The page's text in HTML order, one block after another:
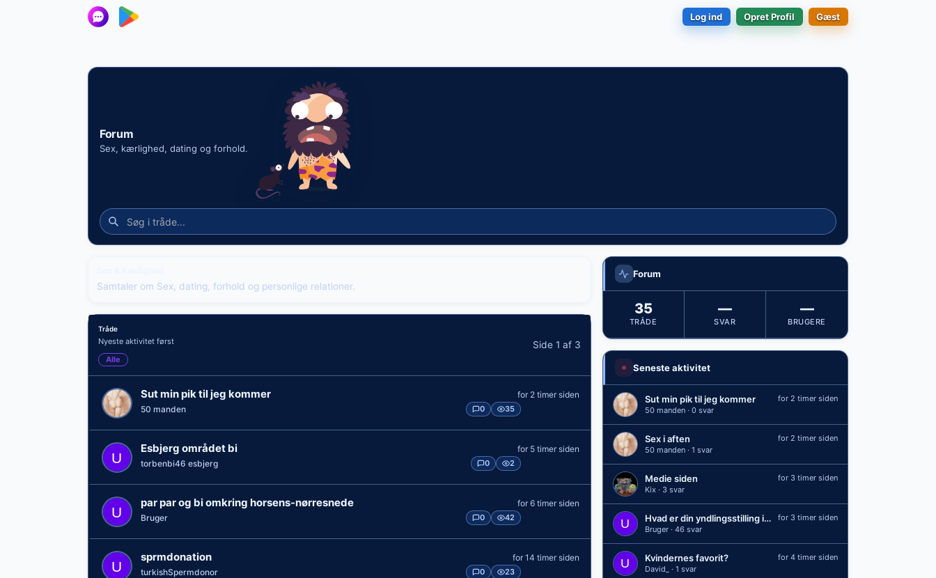
Log ind Opret Profil Gæst
Forum
Sex, kærlighed, dating og forhold.
Samtaler om Sex, dating, forhold og personlige relationer.
Tråde
Nyeste aktivitet først
Alle
Side 1 af 3
Sut min pik til jeg kommer
50 manden 0 35
for 2 timer siden
Esbjerg området bi
torbenbi46 esbjerg 0 2
for 5 timer siden
par par og bi omkring horsens-nørresnede
Bruger 0 42
for 6 timer siden
sprmdonation
turkishSpermdonor 0 23
for 14 timer siden
Forum
35
TRÅDE
—
SVAR
—
BRUGERE
Seneste aktivitet
Sut min pik til jeg kommer
50 manden · 0 svar
for 2 timer siden
Sex i aften
50 manden · 1 svar
for 2 timer siden
Medie siden
Kix · 3 svar
for 3 timer siden
Hvad er din yndlingsstilling i sengen?
Bruger · 46 svar
for 3 timer siden
Kvindernes favorit?
David_ · 1 svar
for 4 timer siden